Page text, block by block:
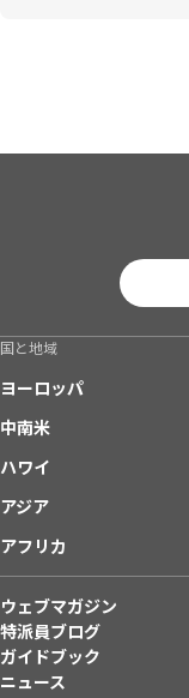
国と地域
ヨーロッパ
中南米
ハワイ
アジア
アフリカ
ウェブマガジン
特派員ブログ
ガイドブック
ニュース